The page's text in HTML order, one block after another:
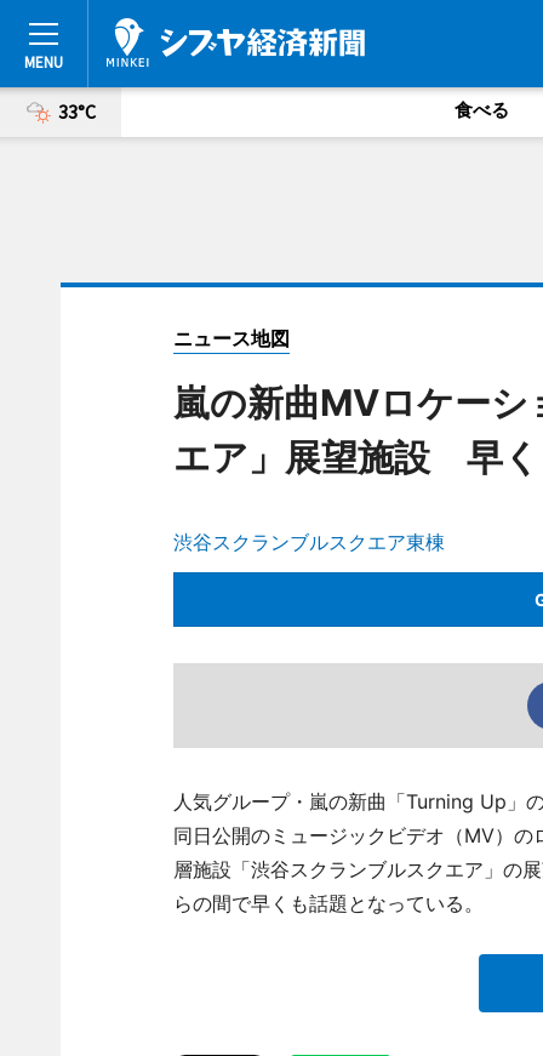
33°C 食べる
ニュース地図
嵐の新曲MVロケー
エア」展望施設 早
渋谷スクランブルスクエア東棟
人気グループ・嵐の新曲「Turning Up」
同日公開のミュージックビデオ（MV）
層施設「渋谷スクランブルスクエア」の
らの間で早くも話題となっている。